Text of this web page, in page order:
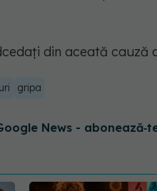
din aceată cauză
gripa
News -